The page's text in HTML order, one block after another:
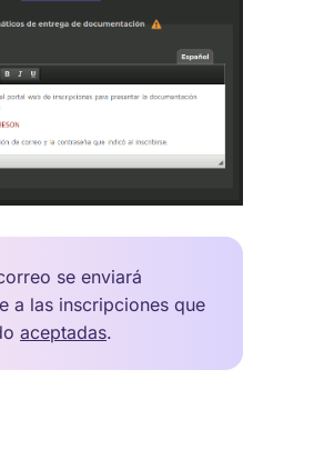
se enviará
a las inscripciones que
aceptadas.